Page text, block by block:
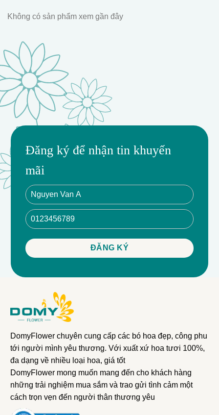
Sự Mới Lạ Từ Dơn Lúa
Dơn Lúa với hình dáng độc đáo và sắc xanh tự nhiên,
tạo thêm sự mới lạ và phong cách cho bó hoa. Đây là
yếu tố làm nên sự đặc biệt và ấn tượng cho thiết kế,
giúp bó hoa trở nên sinh động và cuốn hút hơn.
Thiết Kế Tươi Sáng Với Giấy Gói Xanh
Bó hoa được hoàn thiện với giấy gói xanh, tạo nên một
xanh không chỉ tôn lên vẻ đẹp của các loài hoa mà còn
mang đến cảm giác tươi mát, mới mẻ, làm cho bó hoa
trở nên phù hợp với nhiều dịp lễ, từ chúc mừng đến kỷ
niệm.
Món Quà Hoàn Hảo Cho Những Dịp Đặc Biệt
Bó Hoa Chúc Mừng Sắc Màu Giấy Gói Xanh là lựa
chọn lý tưởng cho những dịp đặc biệt như sinh nhật, lễ
kỷ niệm, hoặc để chúc mừng thành công mới. Đây là
món quà mang lại niềm vui, sự hân hoan và gửi gắm
Không có sản phẩm xem gần đây
Đăng ký để nhận tin khuyến
mãi
DomyFlower chuyên cung cấp các bó hoa đẹp, công phu
tới người mình yêu thương. Với xuất xứ hoa tươi 100%,
đa dạng về nhiều loại hoa, giá tốt
DomyFlower mong muốn mang đến cho khách hàng
những trải nghiệm mua sắm và trao gửi tình cảm một
cách trọn vẹn đến người thân thương yêu